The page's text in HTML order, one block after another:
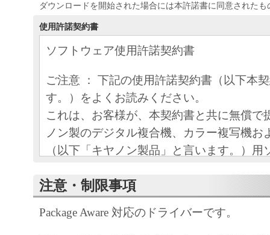
ダウンロードを開始された場合には本許諾書に同意された
使用許諾契約書
ソフトウェア使用許諾契約書
ご注意 ： 下記の使用許諾契約書（以下本
す。）をよくお読みください。
これは、お客様が、本契約書と共に無償で
ノン製のデジタル複合機、カラー複写機お
（以下「キヤノン製品」と言います。）用
以下「本ソフトウェア」と言います。）を
す。）との間の契約書です。
注意・制限事項
Package Aware 対応のドライバーです。